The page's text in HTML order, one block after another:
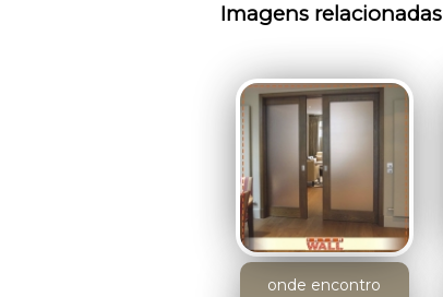
Imagens relacionadas
onde encontro